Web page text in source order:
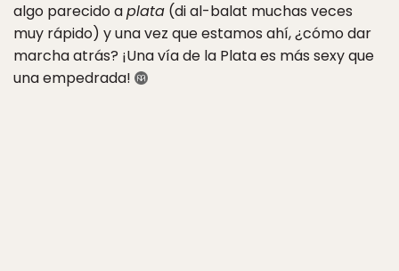
algo parecido aplata (di al-balat muchas veces
muy rápido) y una vez que estamos ahí, ¿cómo dar
marcha atrás? ¡Una vía de la Plata es más sexy que
una empedrada!